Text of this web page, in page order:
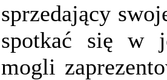
sprzedający
spotkać się w
mogli